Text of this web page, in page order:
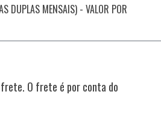
DUPLAS MENSAIS) - VALOR POR
frete. O frete é por conta do